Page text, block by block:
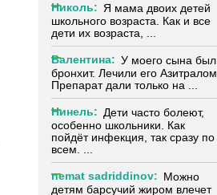
Николь: Я мама двоих детей
школьного возраста. Как и все
дети их возраста, ...
Валентина: У моего сына был
бронхит. Лечили его Азитралом.
Препарат дали только на ...
Нинель: Дети часто болеют,
особенно школьники. Как
пойдёт инфекция, так сразу по
всем. ...
nemat sadriddinov: Можно
детям барсучий жиром влечет